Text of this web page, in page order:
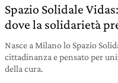
Spazio Solidale
dove la solidarietà
Nasce a Milano lo Spazio
cittadinanza e pensato per
della cura.